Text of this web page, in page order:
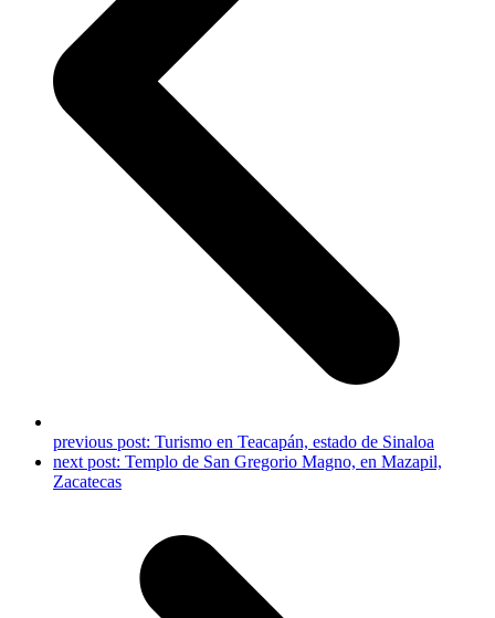
previous post: Turismo en Teacapán, estado de Sinaloa
next post: Templo de San Gregorio Magno, en Mazapil,
Zacatecas